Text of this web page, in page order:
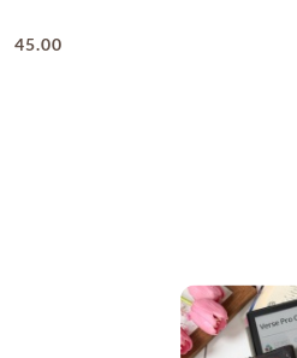
Cena:
45.00